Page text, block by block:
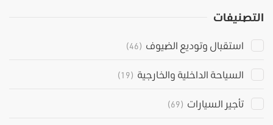
التصنيفات
استقبال وتوديع الضيوف (46)
السياحة الداخلية والخارجية (19)
تأجير السيارات (69)